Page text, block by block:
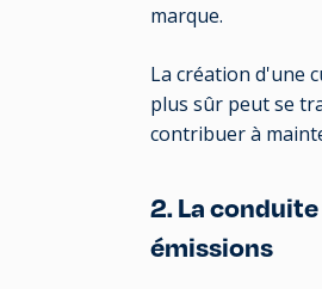
marque.
La création d'une
plus sûr peut se
contribuer à
2. La
émissions